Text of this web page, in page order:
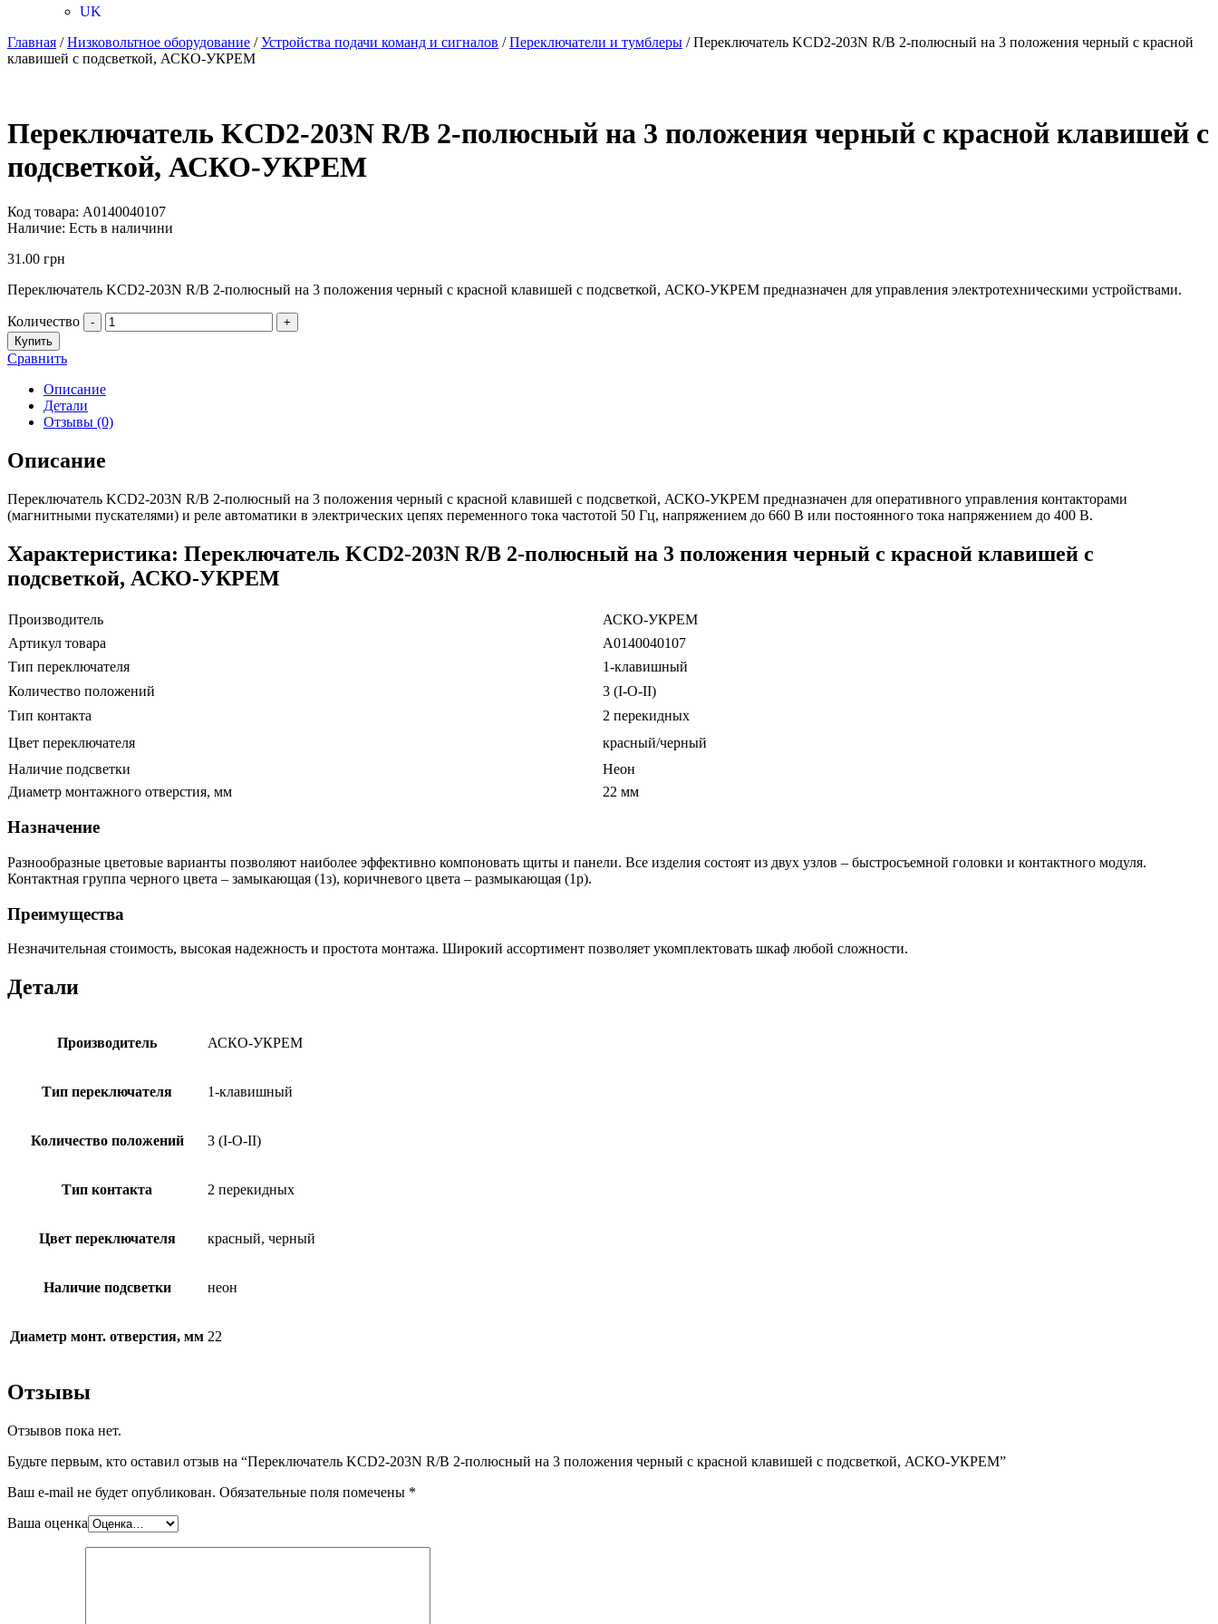
UK
Главная /Низковольтное оборудование /Устройства подачи команд и сигналов /Переключатели и тумблеры / Переключатель KCD2-203N R/B 2-полюсный на 3 положения черный с красной
клавишей с подсветкой, АСКО-УКРЕМ
Переключатель KCD2-203N R/B 2-полюсный на 3 положения черный с красной клавишей с
подсветкой, АСКО-УКРЕМ
Код товара: A0140040107
Наличие: Есть в наличини
31.00 грн
Переключатель KCD2-203N R/B 2-полюсный на 3 положения черный с красной клавишей с подсветкой, АСКО-УКРЕМ предназначен для управления электротехническими устройствами.
Количество -
+
Купить
Сравнить
Описание
Детали
Отзывы (0)
Описание
Переключатель KCD2-203N R/B 2-полюсный на 3 положения черный с красной клавишей с подсветкой, АСКО-УКРЕМ предназначен для оперативного управления контакторами
(магнитными пускателями) и реле автоматики в электрических цепях переменного тока частотой 50 Гц, напряжением до 660 В или постоянного тока напряжением до 400 В.
Характеристика: Переключатель KCD2-203N R/B 2-полюсный на 3 положения черный с красной клавишей с
подсветкой, АСКО-УКРЕМ
Производитель
АСКО-УКРЕМ
Артикул товара
A0140040107
Тип переключателя
1-клавишный
Количество положений
3 (I-O-II)
Тип контакта
2 перекидных
Цвет переключателя
красный/черный
Наличие подсветки
Неон
Диаметр монтажного отверстия, мм
22 мм
Назначение
Разнообразные цветовые варианты позволяют наиболее эффективно компоновать щиты и панели. Все изделия состоят из двух узлов – быстросъемной головки и контактного модуля.
Контактная группа черного цвета – замыкающая (1з), коричневого цвета – размыкающая (1р).
Преимущества
Незначительная стоимость, высокая надежность и простота монтажа. Широкий ассортимент позволяет укомплектовать шкаф любой сложности.
Детали
Производитель АСКО-УКРЕМ
Тип переключателя 1-клавишный
Количество положений 3 (I-O-II)
Тип контакта 2 перекидных
Цвет переключателя красный, черный
Наличие подсветки неон
Диаметр монт. отверстия, мм 22
Отзывы
Отзывов пока нет.
Будьте первым, кто оставил отзыв на “Переключатель KCD2-203N R/B 2-полюсный на 3 положения черный с красной клавишей с подсветкой, АСКО-УКРЕМ”
Ваш e-mail не будет опубликован. Обязательные поля помечены *
Ваша оценка